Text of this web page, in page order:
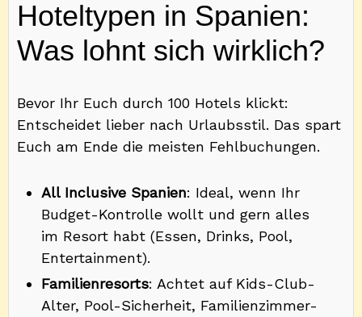
Hoteltypen in Spanien:
Was lohnt sich wirklich?
Bevor Ihr Euch durch 100 Hotels klickt:
Entscheidet lieber nach Urlaubsstil. Das spart
Euch am Ende die meisten Fehlbuchungen.
All Inclusive Spanien: Ideal, wenn Ihr
Budget-Kontrolle wollt und gern alles
im Resort habt (Essen, Drinks, Pool,
Entertainment).
Familienresorts: Achtet auf Kids-Club-
Alter, Pool-Sicherheit, Familienzimmer-